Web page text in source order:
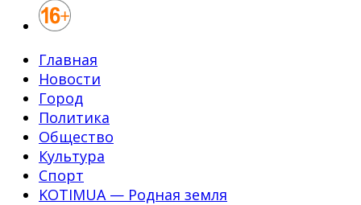
Главная
Новости
Город
Политика
Общество
Культура
Спорт
KOTIMUA — Родная земля